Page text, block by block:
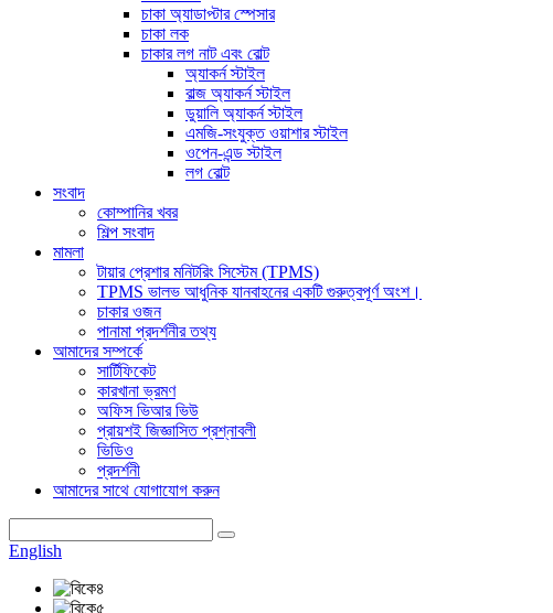
চাকা অ্যাডাপ্টার স্পেসার
চাকা লক
চাকার লগ নাট এবং বোল্ট
অ্যাকর্ন স্টাইল
বাল্জ অ্যাকর্ন স্টাইল
ডুয়ালি অ্যাকর্ন স্টাইল
এমজি-সংযুক্ত ওয়াশার স্টাইল
ওপেন-এন্ড স্টাইল
লগ বোল্ট
সংবাদ
কোম্পানির খবর
শিল্প সংবাদ
মামলা
টায়ার প্রেশার মনিটরিং সিস্টেম (TPMS)
TPMS ভালভ আধুনিক যানবাহনের একটি গুরুত্বপূর্ণ অংশ।
চাকার ওজন
পানামা প্রদর্শনীর তথ্য
আমাদের সম্পর্কে
সার্টিফিকেট
কারখানা ভ্রমণ
অফিস ভিআর ভিউ
প্রায়শই জিজ্ঞাসিত প্রশ্নাবলী
ভিডিও
প্রদর্শনী
আমাদের সাথে যোগাযোগ করুন
English